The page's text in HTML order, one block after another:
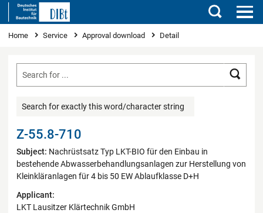
Search
You are here
Home Service Approval download Detail
Search for exactly this word/character string
Z-55.8-710
Subject: Nachrüstsatz Typ LKT-BIO für den Einbau in
bestehende Abwasserbehandlungsanlagen zur Herstellung von
Kleinkläranlagen für 4 bis 50 EW Ablaufklasse D+H
Applicant:
LKT Lausitzer Klärtechnik GmbH